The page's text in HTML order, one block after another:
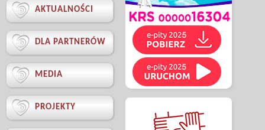
 AKTUALNOŚCI
 DLA PARTNERÓW
 MEDIA
 PROJEKTY